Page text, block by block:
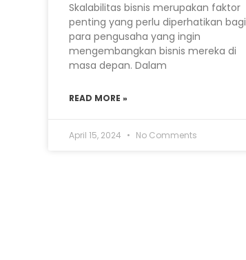
Skalabilitas bisnis merupakan faktor
penting yang perlu diperhatikan bagi
para pengusaha yang ingin
mengembangkan bisnis mereka di
masa depan. Dalam
READ MORE »
April 15, 2024 No Comments